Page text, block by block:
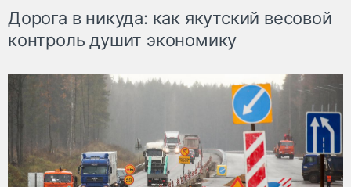
Дорога в никуда: как якутский весовой
контроль душит экономику